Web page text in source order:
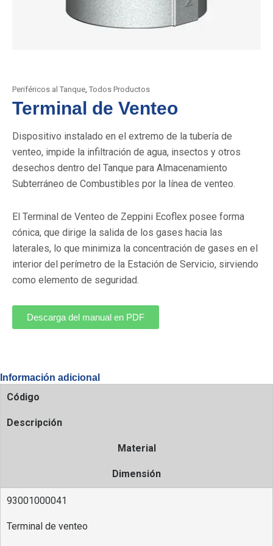
Periféricos al Tanque, Todos Productos
Terminal de Venteo
Dispositivo instalado en el extremo de la tubería de
venteo, impide la infiltración de agua, insectos y otros
desechos dentro del Tanque para Almacenamiento
Subterráneo de Combustibles por la línea de venteo.
El Terminal de Venteo de Zeppini Ecoflex posee forma
cónica, que dirige la salida de los gases hacia las
laterales, lo que minimiza la concentración de gases en el
interior del perímetro de la Estación de Servicio, sirviendo
como elemento de seguridad.
Descarga del manual en PDF
Información adicional
Código
Descripción
Material
Dimensión
93001000041
Terminal de venteo